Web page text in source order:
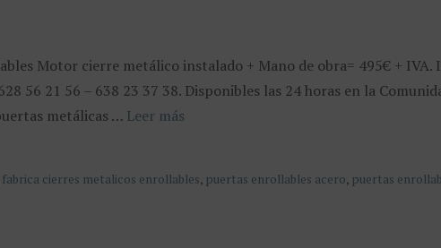
Motor cierre metálico instalado + Mano de obra= 495€ +
56 21 56 – 638 23 37 38. Disponibles las 24 horas en la
metálicas … Leer más
fabrica cierres metalicos enrollables, puertas enrollables acero, puertas